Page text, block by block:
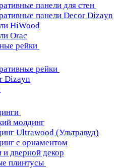
панели для стен
панели Decor Dizayn
HiWood
Orac
рейки
рейки
Dizayn
молдинг
Ultrawood (Ультравуд)
с орнаментом
дверной декор
плинтусы